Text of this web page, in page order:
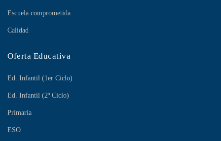
Escuela comprometida
Calidad
Oferta Educativa
Ed. Infantil (1er Ciclo)
Ed. Infantil (2º Ciclo)
Primaria
ESO